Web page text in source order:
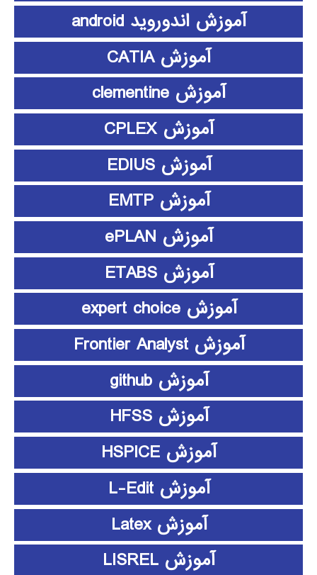
آموزش اندوروید android
آموزش CATIA
آموزش clementine
آموزش CPLEX
آموزش EDIUS
آموزش EMTP
آموزش ePLAN
آموزش ETABS
آموزش expert choice
آموزش Frontier Analyst
آموزش github
آموزش HFSS
آموزش HSPICE
آموزش L-Edit
آموزش Latex
آموزش LISREL